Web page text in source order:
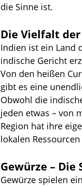
die Sinne ist.
Die Vielfalt
Indien ist ein Land
indische Gericht
Von den heißen
gibt es eine
Obwohl die
jeden etwas – von
Region hat ihre
lokalen
Gewürze – Die
Gewürze spielen